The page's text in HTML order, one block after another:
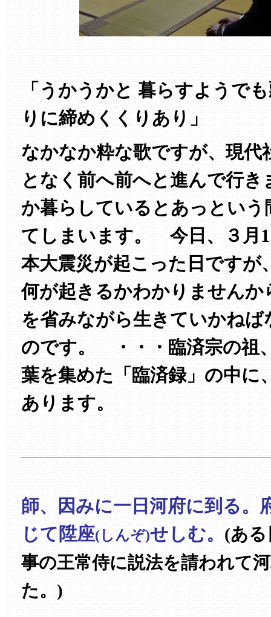
「うかうかと 暮らすようで
りに締めくくりあり」
なかなか粋な歌ですが、現代
となく前へ前へと進んで行
か暮らしているとあっという
てしまいます。 今日、３月
本大震災が起こった日ですが
何が起きるかわかりませんか
を省みながら生きていかね
のです。 ・・・臨済宗の祖
葉を集めた「臨済録」の中に
あります。
師、因みに一日河府に到る。
じて陞座(しんぞ)せしむ。 (ある
事の王常侍に説法を請われて
た。)